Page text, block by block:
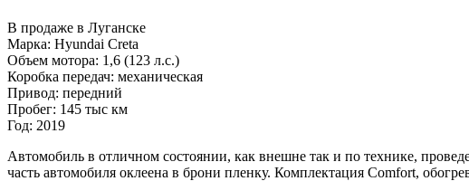
В продаже в Луганске
Марка: Hyundai Creta
Объем мотора: 1,6 (123 л.с.)
Коробка передач: механическая
Привод: передний
Пробег: 145 тыс км
Год: 2019
Автомобиль в отличном состоянии, как внешне так и по технике,
часть автомобиля оклеена в брони пленку. Комплектация Comfort,